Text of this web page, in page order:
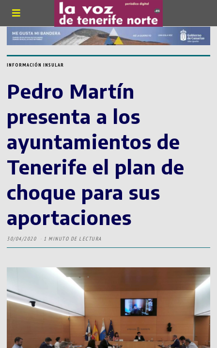
INFORMACIÓN INSULAR
Pedro Martín
presenta a los
ayuntamientos de
Tenerife el plan de
choque para sus
aportaciones
30/04/2020 1 MINUTO DE LECTURA